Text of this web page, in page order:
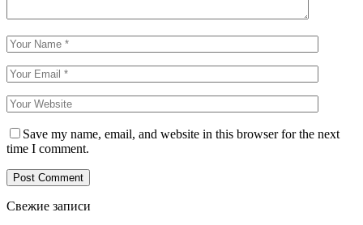
Save my name, email, and website in this browser for the next
time I comment.
Свежие записи